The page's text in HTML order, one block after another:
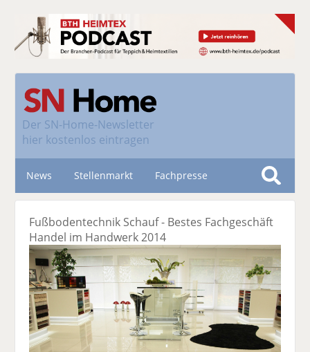
Der SN-Home-Newsletter
hier kostenlos eintragen
News Stellenmarkt Fachpresse
S
c
e
Fußbodentechnik Schauf - Bestes Fachgeschäft
Handel im Handwerk 2014